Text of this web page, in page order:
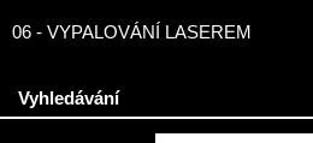
06 - VYPALOVÁNÍ LASEREM
Vyhledávání